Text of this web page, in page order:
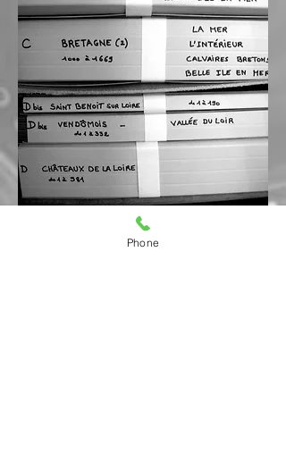
Phone